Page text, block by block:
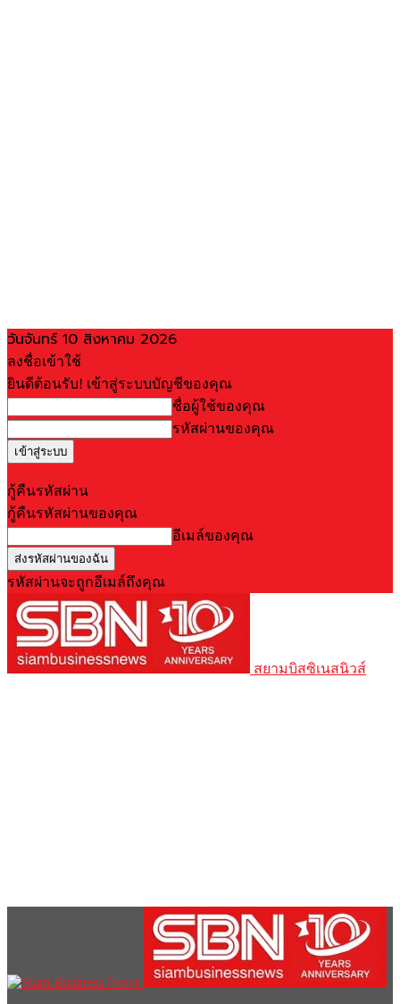
วันจันทร์ 10 สิงหาคม 2026
ลงชื่อเข้าใช้
ยินดีต้อนรับ! เข้าสู่ระบบบัญชีของคุณ
ชื่อผู้ใช้ของคุณ
รหัสผ่านของคุณ
กู้คืนรหัสผ่าน
กู้คืนรหัสผ่านของคุณ
อีเมล์ของคุณ
รหัสผ่านจะถูกอีเมล์ถึงคุณ
สยามบิสซิเนสนิวส์